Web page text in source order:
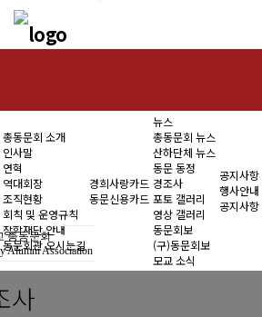
인사말
연혁
역대회장
조직현황
총동문회 소개
인사말
연혁
역대회장
조직현황
회칙 및 운영규칙
장학재단 안내
동문회관 오시는길
경희사랑카드
동문신용카드
뉴스
총동문회 뉴스
산하단체 뉴스
동문 동정
경조사
포토 갤러리
영상 갤러리
동문회보
(구)동문회보
모교 소식
공지사항
행사안내
공지사항
총동문회
Alumni Association
사